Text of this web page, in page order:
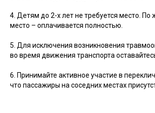
4. Детям до 2-х лет не требуется место.
место – оплачивается полностью.
5. Для исключения возникновения
во время движения транспорта
6. Принимайте активное участие в
что пассажиры на соседних местах